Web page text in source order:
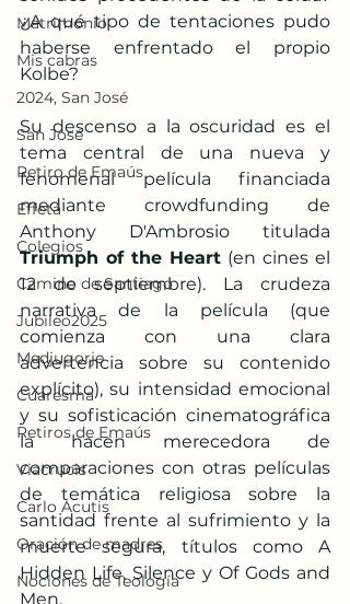
Matrimonio
Mis cabras
2024, San José
San José
Retiro de Emaús
Effetá
Colegios
Camino de Santiago
Jubileo2025
Medjugorje
Cuaresma
Retiros de Emaús
Viacrucis
Carlo Acutis
Oración de madres
Nociones de Teología
¿A qué tipo de tentaciones pudo
haberse enfrentado el propio
Kolbe?
Su descenso a la oscuridad es el
tema central de una nueva y
fenomenal película financiada
mediante crowdfunding de
Triumph of the Heart (en cines el
12 de septiembre). La crudeza
narrativa de la película (que
comienza con una clara
advertencia sobre su contenido
explícito), su intensidad emocional
y su sofisticación cinematográfica
la hacen merecedora de
comparaciones con otras películas
de temática religiosa sobre la
santidad frente al sufrimiento y la
muerte segura, títulos como A
Hidden Life, Silence y Of Gods and
Men.